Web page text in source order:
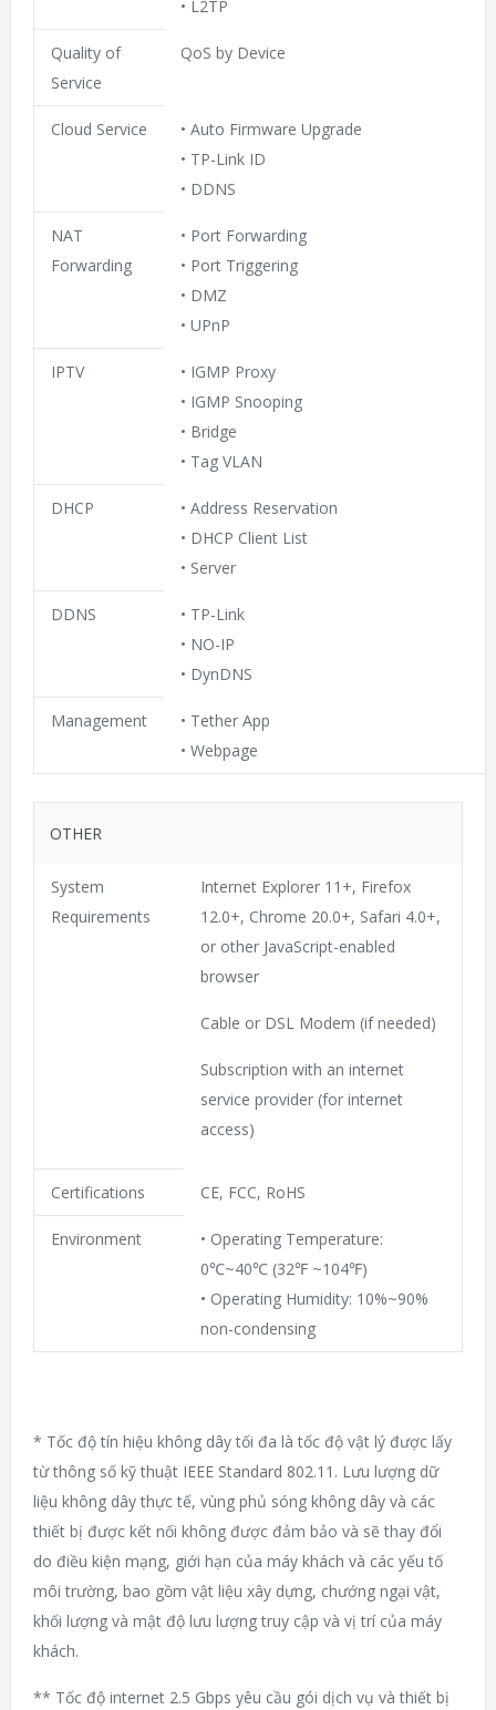
• L2TP
Quality of
Service
QoS by Device
Cloud Service
• Auto Firmware Upgrade
• TP-Link ID
• DDNS
NAT
Forwarding
• Port Forwarding
• Port Triggering
• DMZ
• UPnP
IPTV
• IGMP Proxy
• IGMP Snooping
• Bridge
• Tag VLAN
DHCP
• Address Reservation
• DHCP Client List
• Server
DDNS
• TP-Link
• NO-IP
• DynDNS
Management
• Tether App
• Webpage
OTHER
System
Requirements
Internet Explorer 11+, Firefox
12.0+, Chrome 20.0+, Safari 4.0+,
or other JavaScript-enabled
browser
Cable or DSL Modem (if needed)
Subscription with an internet
service provider (for internet
access)
Certifications CE, FCC, RoHS
Environment
• Operating Temperature:
0℃~40℃ (32℉ ~104℉)
• Operating Humidity: 10%~90%
non-condensing
* Tốc độ tín hiệu không dây tối đa là tốc độ vật lý được lấy
từ thông số kỹ thuật IEEE Standard 802.11. Lưu lượng dữ
liệu không dây thực tế, vùng phủ sóng không dây và các
thiết bị được kết nối không được đảm bảo và sẽ thay đổi
do điều kiện mạng, giới hạn của máy khách và các yếu tố
môi trường, bao gồm vật liệu xây dựng, chướng ngại vật,
khối lượng và mật độ lưu lượng truy cập và vị trí của máy
khách.
** Tốc độ internet 2.5 Gbps yêu cầu gói dịch vụ và thiết bị